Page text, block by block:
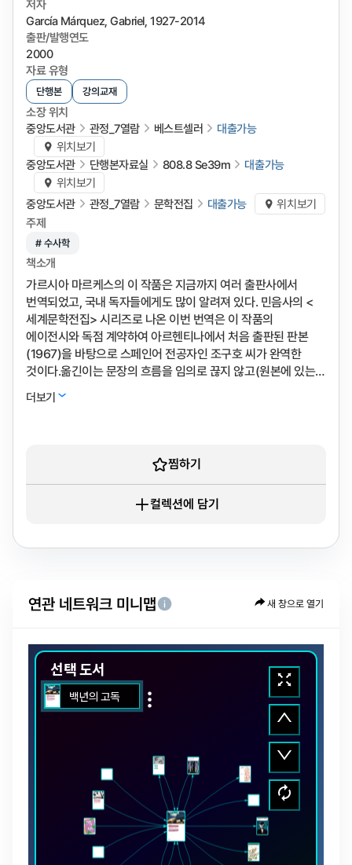
저자
García Márquez, Gabriel, 1927-2014
출판/발행연도
2000
자료 유형
단행본 강의교재
소장 위치
중앙도서관 관정_7열람 베스트셀러
대출가능
위치보기
중앙도서관
단행본자료실 808.8 Se39m
대출가능
위치보기
중앙도서관
관정_7열람 문학전집 대출가능 위치보기
주제
# 수사학
책소개
가르시아 마르케스의 이 작품은 지금까지 여러 출판사에서
번역되었고, 국내 독자들에게도 많이 알려져 있다. 민음사의 <
세계문학전집> 시리즈로 나온 이번 번역은 이 작품의
에이전시와 독점 계약하여 아르헨티나에서 처음 출판된 판본
(1967)을 바탕으로 스페인어 전공자인 조구호 씨가 완역한
것이다.옮긴이는 문장의 흐름을 임의로 끊지 않고(원본에 있는
구두점과 번역서에 있는 구두점이 같다), 단락 구분을 임의로
하지 않는 등 ''스페인어로 씌어진 원본을 <단 하나의 가감도
필요한 부분에서는 각주를 사용하고 있다.저자가 23년 동안
생각하고 18개월에 걸쳐 집필했다는 이 작품은 첫 출간하자마자
신화적 요소를 도입하여 마꼰도라는 도시의 건설과 비극, 한
창세기이자 묵시록이라 할 수 있다. 흔히 ''마술적 리얼리즘''이라
허구의 세계''가 우리에게 나타난다. 그 안에서 펼쳐지는 고통과
절망, 사랑(의 결여), 백년 동안의 고독에 동참해 볼 것을 권한다.
더보기
찜하기
컬렉션에 담기
연관 네트워크 미니맵 새 창으로 열기